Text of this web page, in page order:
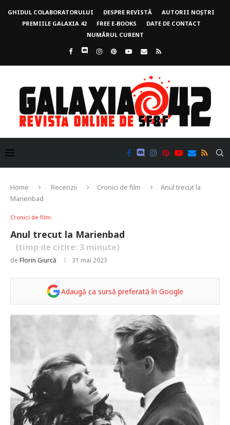
GHIDUL COLABORATORULUI DESPRE REVISTĂ
AUTORII NOȘTRI
PREMIILE GALAXIA 42
FREE E-BOOKS
DATE DE CONTACT
NUMĂRUL CURENT
Home Recenzii Cronici de film
Anul trecut la
Marienbad
Cronici de film
Anul trecut la Marienbad
(timp de citire: 3 minute)
de Florin Giurcă 31 mai 2023
Adaugă ca sursă preferată în Google